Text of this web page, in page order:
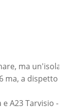
ma un'isola
ma, a dispetto di
A23 Tarvisio -